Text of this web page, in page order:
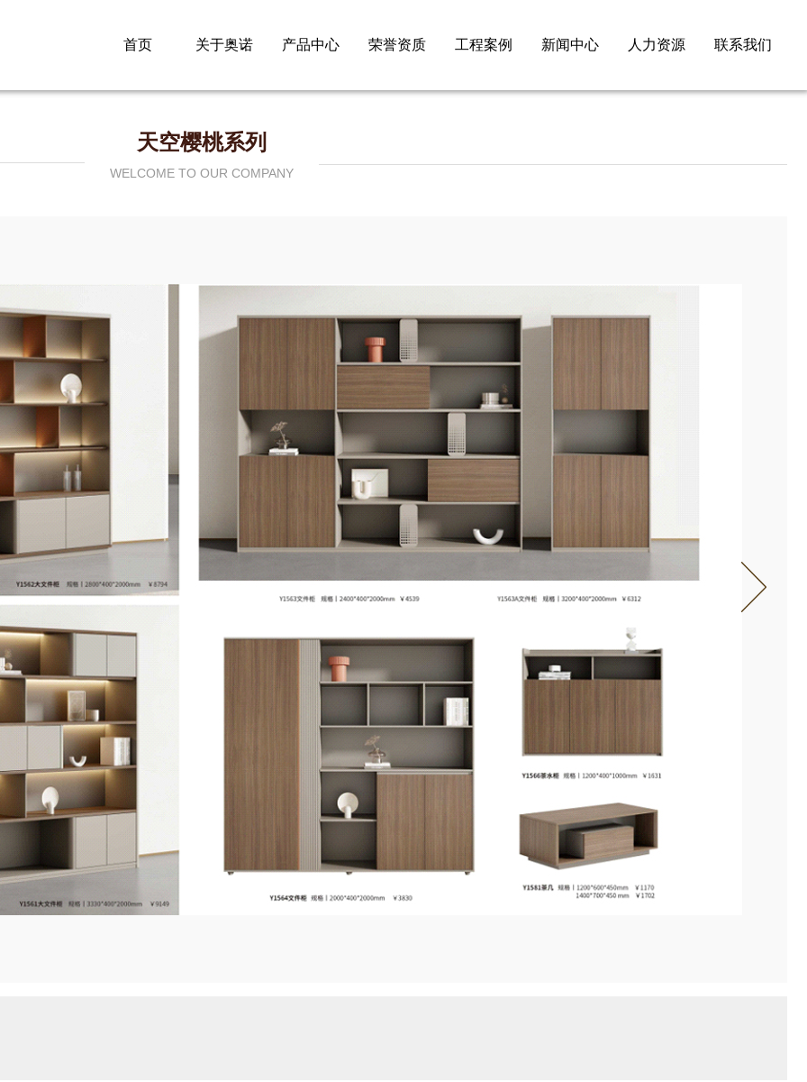
首页 关于奥诺 产品中心 荣誉资质 工程案例 新闻中心 人力资源 联系我们
天空樱桃系列
WELCOME TO OUR COMPANY